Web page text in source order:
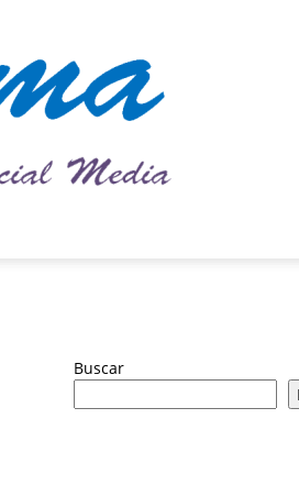
Buscar